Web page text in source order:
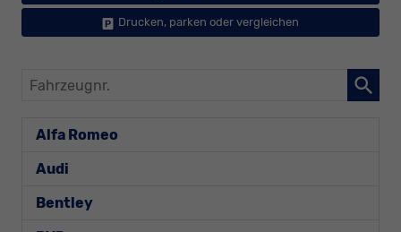
Drucken, parken oder vergleichen
Fahrzeugnr.
Alfa Romeo
Audi
Bentley